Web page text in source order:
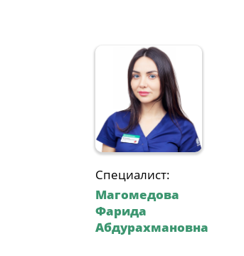
Специалист:
Магомедова
Фарида
Абдурахмановна